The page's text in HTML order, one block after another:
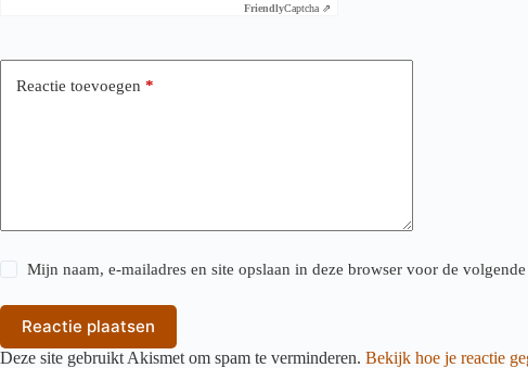
FriendlyCaptcha ⇗
Reactie toevoegen *
Mijn naam, e-mailadres en site opslaan in deze browser voor de
Reactie plaatsen
Deze site gebruikt Akismet om spam te verminderen. Bekijk hoe je reactie